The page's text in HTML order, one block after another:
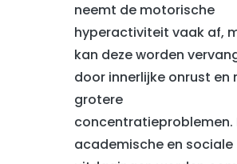
neemt de motorische
hyperactiviteit vaak af,
kan deze worden
door innerlijke onrust en
grotere
concentratieproblemen.
academische en sociale